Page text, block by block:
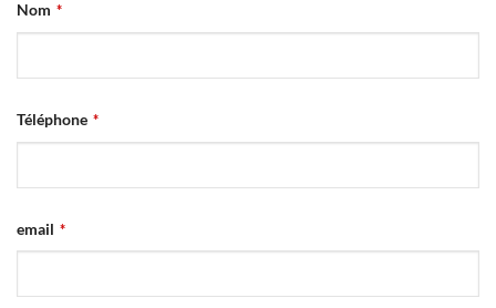
Nom *
Téléphone *
email *